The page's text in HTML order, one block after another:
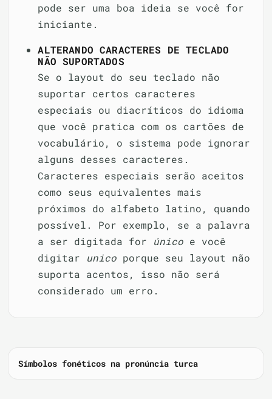
pode ser uma boa ideia se você for
iniciante.
ALTERANDO CARACTERES DE TECLADO
NÃO SUPORTADOS
Se o layout do seu teclado não
suportar certos caracteres
especiais ou diacríticos do idioma
que você pratica com os cartões de
vocabulário, o sistema pode ignorar
alguns desses caracteres.
Caracteres especiais serão aceitos
como seus equivalentes mais
próximos do alfabeto latino, quando
possível. Por exemplo, se a palavra
a ser digitada for único e você
digitar unico porque seu layout não
suporta acentos, isso não será
considerado um erro.
Símbolos fonéticos na pronúncia turca